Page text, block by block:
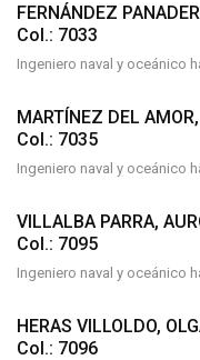
FERNÁNDEZ
Col.: 7033
Ingeniero naval y oceánico
MARTÍNEZ DEL
Col.: 7035
Ingeniero naval y oceánico
VILLALBA PARRA,
Col.: 7095
Ingeniero naval y oceánico
HERAS VILLOLDO,
Col.: 7096